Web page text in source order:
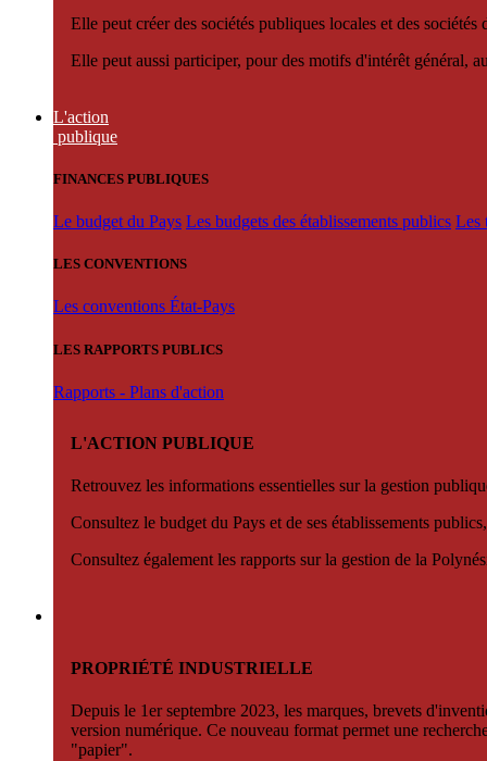
Elle peut créer des sociétés publiques locales et des sociétés
Elle peut aussi participer, pour des motifs d'intérêt général,
L'action
publique
FINANCES PUBLIQUES
Le budget du Pays Les budgets des établissements publics Les
LES CONVENTIONS
Les conventions État-Pays
LES RAPPORTS PUBLICS
Rapports - Plans d'action
L'ACTION PUBLIQUE
Retrouvez les informations essentielles sur la gestion
Consultez le budget du Pays et de ses établissements
Consultez également les rapports sur la gestion de la
PROPRIÉTÉ INDUSTRIELLE
Depuis le 1er septembre 2023, les marques, brevets
version numérique. Ce nouveau format permet une
"papier".